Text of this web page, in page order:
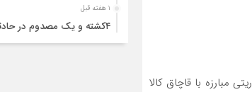
مبارزه با قاچاق کالا
۱ هفته قبل
۴کشته و یک مصدوم در
خودرو پژو پارس در دهلران